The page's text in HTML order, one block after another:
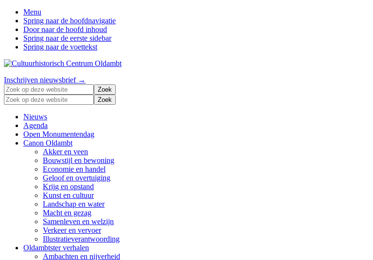
Menu
Spring naar de hoofdnavigatie
Door naar de hoofd inhoud
Spring naar de eerste sidebar
Spring naar de voettekst
Zonder
verleden
geen
toekomst
Header
Right
Inschrijven nieuwsbrief →
Zoek
op
deze
website
Zoek
op
deze
website
Nieuws
Agenda
Open Monumentendag
Canon Oldambt
Akker en veen
Bouwstijl en bewoning
Economie en handel
Geloof en overtuiging
Krijg en opstand
Kunst en cultuur
Landschap en water
Macht en gezag
Samenleven en welzijn
Verkeer en vervoer
Illustratieverantwoording
Oldambtster verhalen
Ambachten en nijverheid